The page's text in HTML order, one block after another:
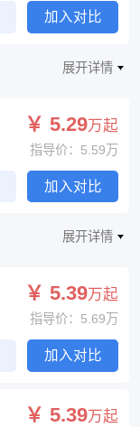
加入对比
展开详情
￥ 5.29万起
指导价：5.59万
加入对比
展开详情
￥ 5.39万起
指导价：5.69万
加入对比
￥ 5.39万起